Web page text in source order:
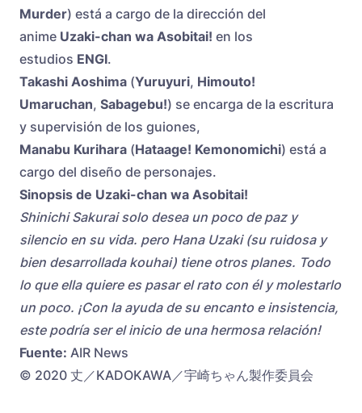
Murder) está a cargo de la dirección del
anime Uzaki-chan wa Asobitai! en los
estudios ENGI.
Takashi Aoshima (Yuruyuri, Himouto!
Umaruchan, Sabagebu!) se encarga de la escritura
y supervisión de los guiones,
Manabu Kurihara (Hataage! Kemonomichi) está a
cargo del diseño de personajes.
Sinopsis de Uzaki-chan wa Asobitai!
Shinichi Sakurai solo desea un poco de paz y
silencio en su vida. pero Hana Uzaki (su ruidosa y
bien desarrollada kouhai) tiene otros planes. Todo
lo que ella quiere es pasar el rato con él y molestarlo
un poco. ¡Con la ayuda de su encanto e insistencia,
este podría ser el inicio de una hermosa relación!
Fuente: AIR News
© 2020 丈／KADOKAWA／宇崎ちゃん製作委員会